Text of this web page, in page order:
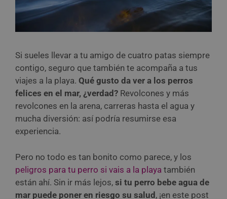
Si sueles llevar a tu amigo de cuatro patas siempre
contigo, seguro que también te acompaña a tus
viajes a la playa. Qué gusto da ver a los perros
felices en el mar, ¿verdad? Revolcones y más
revolcones en la arena, carreras hasta el agua y
mucha diversión: así podría resumirse esa
experiencia.
Pero no todo es tan bonito como parece, y los
peligros para tu perro si vais a la playa también
están ahí. Sin ir más lejos, si tu perro bebe agua de
mar puede poner en riesgo su salud, ¡en este post